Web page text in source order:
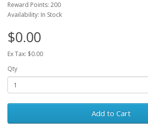
Reward Points: 200
Availability: In Stock
$0.00
Ex Tax: $0.00
Qty
Add to Cart